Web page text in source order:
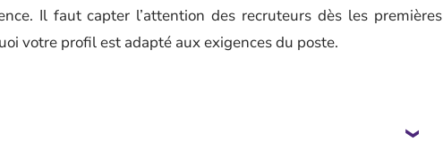
Il faut capter l’attention des recruteurs dès les premières
votre profil est adapté aux exigences du poste.